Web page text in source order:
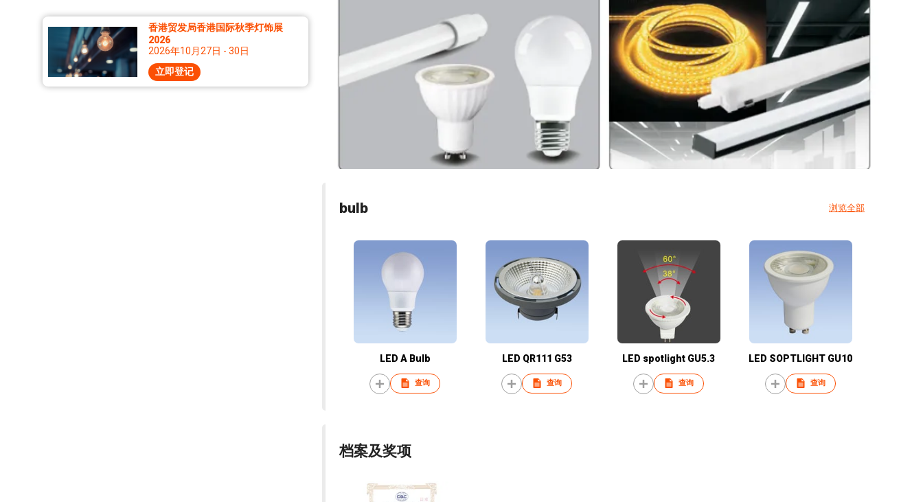
香港贸发局香港国际秋季灯饰展
2026
2026年10月27日 - 30日
立即登记
bulb 浏览全部
LED A Bulb
查询
LED QR111 G53
查询
LED spotlight GU5.3
查询
LED SOPTLIGHT GU10
查询
档案及奖项